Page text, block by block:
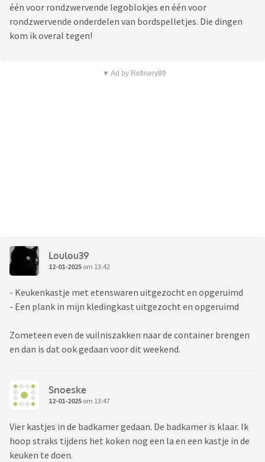
één voor rondzwervende legoblokjes en één voor
rondzwervende onderdelen van bordspelletjes. Die dingen
kom ik overal tegen!
▼ Ad by Refinery89
Loulou39
12-01-2025 om 13:42
- Keukenkastje met etenswaren uitgezocht en opgeruimd
- Een plank in mijn kledingkast uitgezocht en opgeruimd
Zometeen even de vuilniszakken naar de container brengen
en dan is dat ook gedaan voor dit weekend.
Snoeske
12-01-2025 om 13:47
Vier kastjes in de badkamer gedaan. De badkamer is klaar. Ik
hoop straks tijdens het koken nog een la en een kastje in de
keuken te doen.